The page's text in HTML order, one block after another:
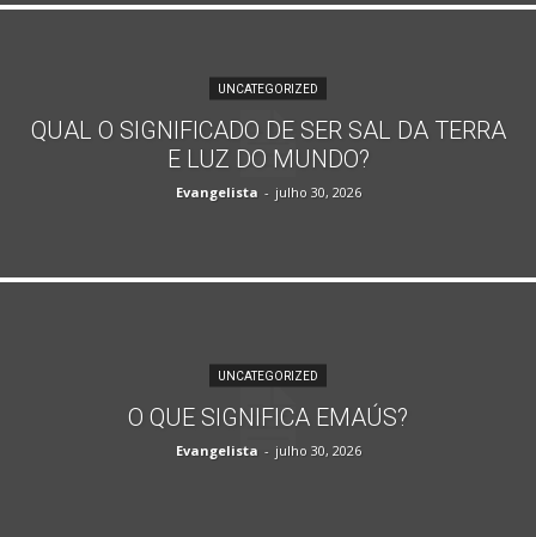
UNCATEGORIZED
QUAL O SIGNIFICADO DE SER SAL DA TERRA
E LUZ DO MUNDO?
Evangelista - julho 30, 2026
UNCATEGORIZED
O QUE SIGNIFICA EMAÚS?
Evangelista - julho 30, 2026